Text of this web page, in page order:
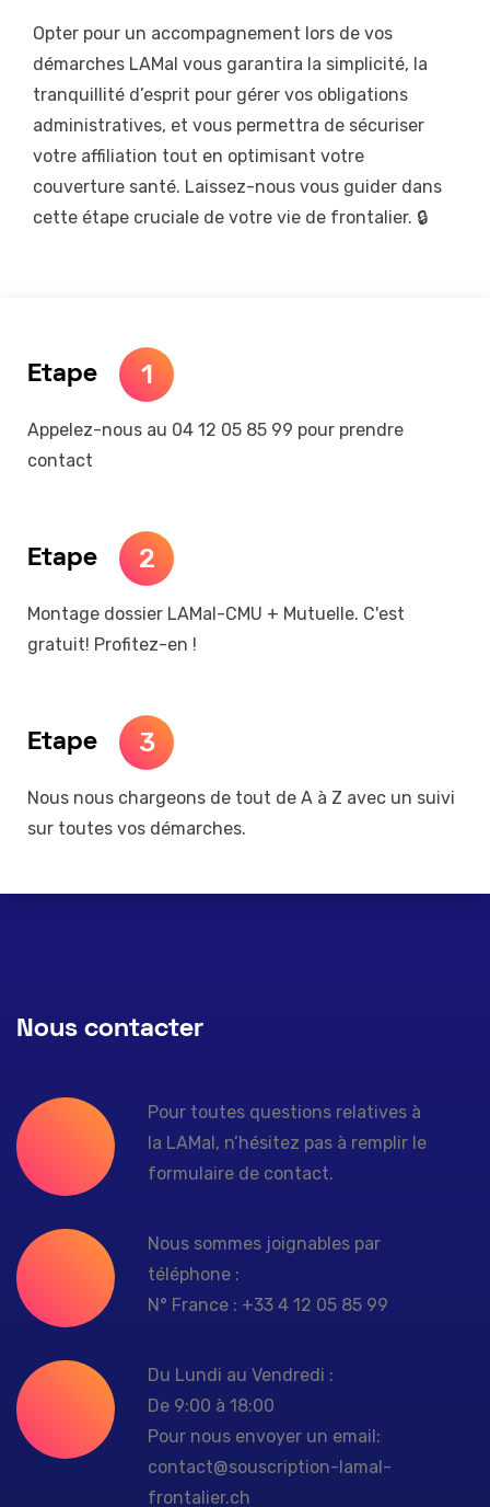
Opter pour un accompagnement lors de vos
démarches LAMal vous garantira la simplicité, la
tranquillité d’esprit pour gérer vos obligations
administratives, et vous permettra de sécuriser
votre affiliation tout en optimisant votre
couverture santé. Laissez-nous vous guider dans
cette étape cruciale de votre vie de frontalier. 🔒
Etape 1
Appelez-nous au 04 12 05 85 99 pour prendre
contact
Etape 2
Montage dossier LAMal-CMU + Mutuelle. C'est
gratuit! Profitez-en !
Etape 3
Nous nous chargeons de tout de A à Z avec un suivi
sur toutes vos démarches.
Nous contacter
Pour toutes questions relatives à
la LAMal, n’hésitez pas à remplir le
formulaire de contact.
Nous sommes joignables par
téléphone :
N° France : +33 4 12 05 85 99
Du Lundi au Vendredi :
De 9:00 à 18:00
Pour nous envoyer un email:
contact@souscription-lamal-
frontalier.ch